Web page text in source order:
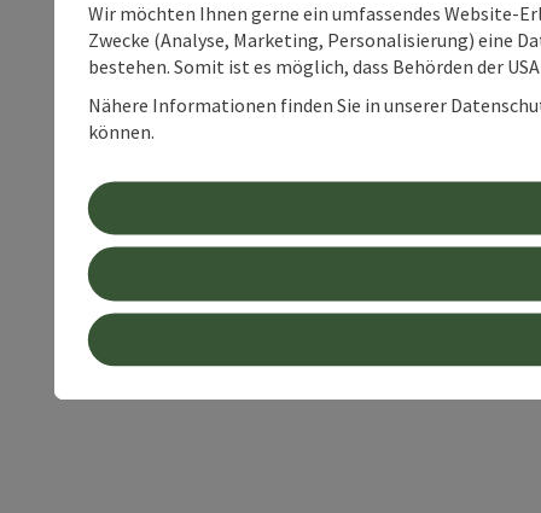
Wir möchten Ihnen gerne ein umfassendes Website-
Zwecke (Analyse, Marketing, Personalisierung) eine
bestehen. Somit ist es möglich, dass Behörden der
Nähere Informationen finden Sie in unserer
können.